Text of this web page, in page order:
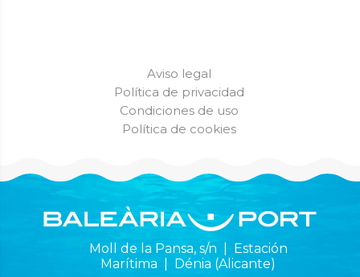
Aviso legal
Política de privacidad
Condiciones de uso
Política de cookies
Moll de la Pansa, s/n | Estación
Marítima | Dénia (Alicante)